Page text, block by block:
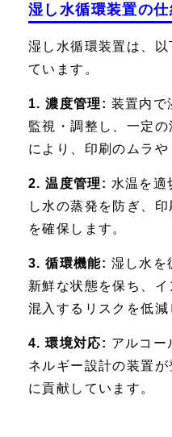
湿し水循環装置の
湿し水循環装置は、
ています。
1. 濃度管理: 装置内で
監視・調整し、一定
により、印刷のムラや
2. 温度管理: 水温を適
し水の蒸発を防ぎ、
を確保します。
3. 循環機能: 湿し水を
新鮮な状態を保ち、イ
混入するリスクを低減
4. 環境対応: アルコー
ネルギー設計の装置
に貢献しています。